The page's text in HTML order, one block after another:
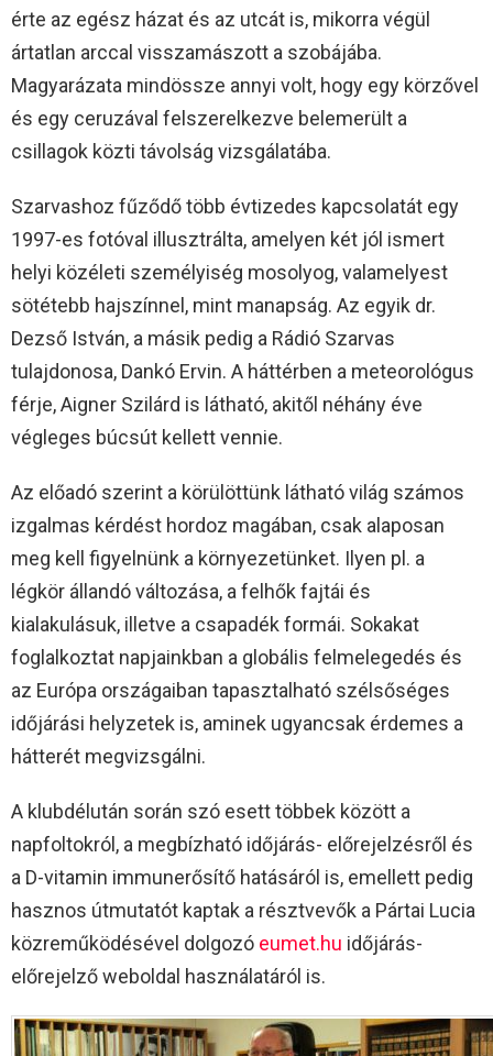
érte az egész házat és az utcát is, mikorra végül
ártatlan arccal visszamászott a szobájába.
Magyarázata mindössze annyi volt, hogy egy körzővel
és egy ceruzával felszerelkezve belemerült a
csillagok közti távolság vizsgálatába.
Szarvashoz fűződő több évtizedes kapcsolatát egy
1997-es fotóval illusztrálta, amelyen két jól ismert
helyi közéleti személyiség mosolyog, valamelyest
sötétebb hajszínnel, mint manapság. Az egyik dr.
Dezső István, a másik pedig a Rádió Szarvas
tulajdonosa, Dankó Ervin. A háttérben a meteorológus
férje, Aigner Szilárd is látható, akitől néhány éve
végleges búcsút kellett vennie.
Az előadó szerint a körülöttünk látható világ számos
izgalmas kérdést hordoz magában, csak alaposan
meg kell figyelnünk a környezetünket. Ilyen pl. a
légkör állandó változása, a felhők fajtái és
kialakulásuk, illetve a csapadék formái. Sokakat
foglalkoztat napjainkban a globális felmelegedés és
az Európa országaiban tapasztalható szélsőséges
időjárási helyzetek is, aminek ugyancsak érdemes a
hátterét megvizsgálni.
A klubdélután során szó esett többek között a
napfoltokról, a megbízható időjárás- előrejelzésről és
a D-vitamin immunerősítő hatásáról is, emellett pedig
hasznos útmutatót kaptak a résztvevők a Pártai Lucia
közreműködésével dolgozó eumet.hu időjárás-
előrejelző weboldal használatáról is.